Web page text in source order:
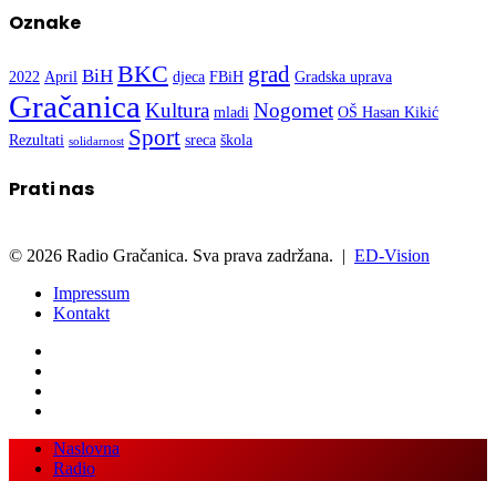
GračanicaKultura mladi Nogomet OŠ Hasan Kikić
Rezultati solidarnost Sport škola
Prati nas
Impressum
Facebook
Twitter
LinkedIn
WhatsApp
Viber
Back
button
Close
Vijesti
Kultura